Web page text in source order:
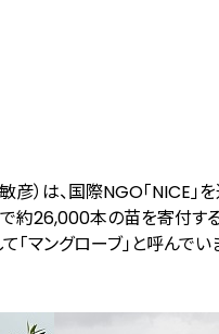
）は、国際NGO「NICE」
約26,000本の苗を寄付する
マングローブ」と呼んでい